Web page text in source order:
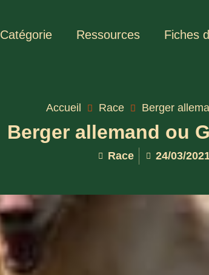
Catégorie Ressources Fiches
Accueil Race Berger
Berger allemand ou
Race 24/03/